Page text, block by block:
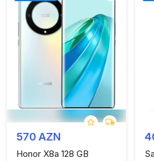
570 AZN
Honor X8a 128 GB